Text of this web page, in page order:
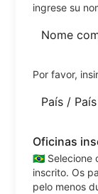
ingrese su
Por favor,
Oficinas
🇧🇷 Selecione
inscrito. Os
pelo menos